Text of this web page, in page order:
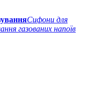
Сифони для
газованих напоїв